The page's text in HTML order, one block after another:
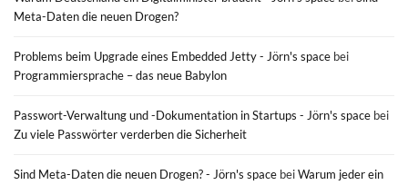
Meta-Daten die neuen Drogen?
Problems beim Upgrade eines Embedded Jetty - Jörn's space bei
Programmiersprache – das neue Babylon
Passwort-Verwaltung und -Dokumentation in Startups - Jörn's space bei
Zu viele Passwörter verderben die Sicherheit
Sind Meta-Daten die neuen Drogen? - Jörn's space beiWarum jeder ein